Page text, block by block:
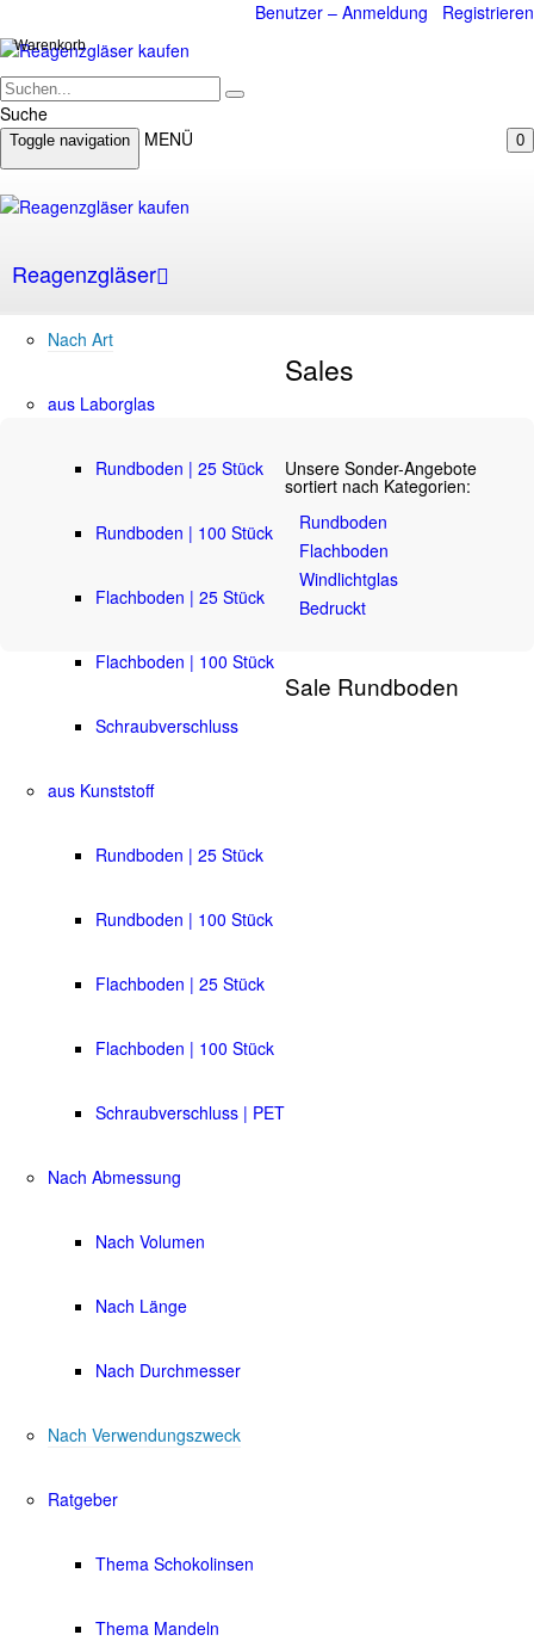
Benutzer – Anmeldung Registrieren
Suche
0
Warenkorb
Toggle navigation MENÜ
Reagenzgläser
Nach Art
aus Laborglas
Rundboden | 25 Stück
Rundboden | 100 Stück
Flachboden | 25 Stück
Flachboden | 100 Stück
Schraubverschluss
aus Kunststoff
Rundboden | 25 Stück
Rundboden | 100 Stück
Flachboden | 25 Stück
Flachboden | 100 Stück
Schraubverschluss | PET
Nach Abmessung
Nach Volumen
Nach Länge
Nach Durchmesser
Nach Verwendungszweck
Ratgeber
Thema Schokolinsen
Thema Mandeln
Sales
Unsere Sonder-Angebote
sortiert nach Kategorien:
Rundboden
Flachboden
Windlichtglas
Bedruckt
Sale Rundboden